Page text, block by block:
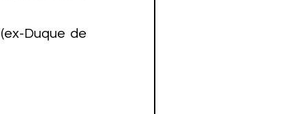
Duque de